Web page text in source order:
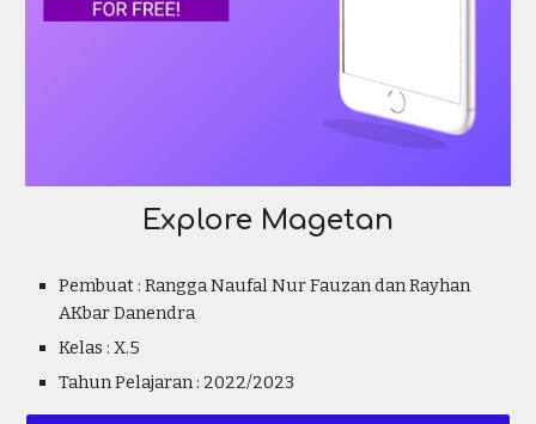
Explore Magetan
Pembuat :Rangga Naufal Nur Fauzan dan Rayhan
AKbar Danendra
Kelas :X.5
Tahun Pelajaran : 2022/2023